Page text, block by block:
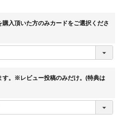
入頂いた方のみカードをご選択くださ
す。※レビュー投稿のみだけ。(特典は